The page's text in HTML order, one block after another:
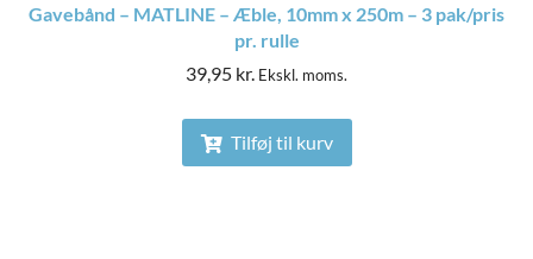
Gavebånd – MATLINE – Æble, 10mm x 250m – 3 pak/pris
pr. rulle
39,95 kr. Ekskl. moms.
Tilføj til kurv